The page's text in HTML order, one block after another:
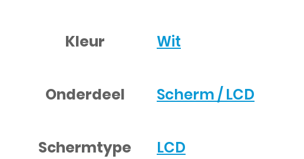
Kleur Wit
Onderdeel Scherm / LCD
Schermtype LCD